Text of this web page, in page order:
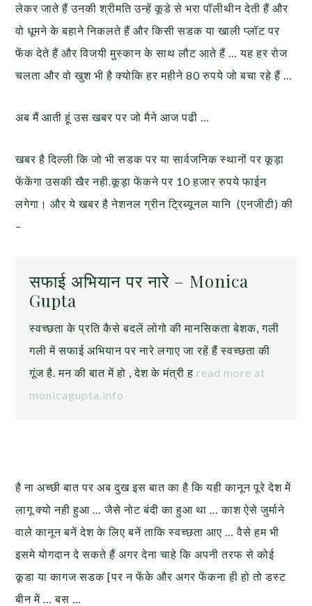
लेकर जाते हैं उनकी श्रीमति उन्हें कूडे से भरा पॉलीथीन देती हैं और
वो धूमने के बहाने निकलते हैं और किसी सडक या खाली प्लॉट पर
फेंक देते हैं और विजयी मुस्कान के साथ लौट आते हैं … यह हर रोज
चलता और वो खुश भी है क्योकि हर महीने 80 रुपये जो बचा रहे हैं …
अब मैं आती हूं उस खबर पर जो मैने आज पढी …
खबर है दिल्ली कि जो भी सडक पर या सार्वजनिक स्थानों पर कूड़ा
फेंकेंगा उसकी खैर नही.कूड़ा फेंकने पर 10 हजार रुपये फाईन
लगेगा। और ये खबर है नेशनल ग्रीन ट्रिब्यूनल यानि (एनजीटी) की
–
सफाई अभियान पर नारे – Monica
Gupta
स्वच्छता के प्रति कैसे बदलें लोगो की मानसिकता बेशक, गली
गली में सफाई अभियान पर नारे लगाए जा रहें हैं स्वच्छता की
गूंज है. मन की बात में हो , देश के मंत्री ह read more at
monicagupta.info
है ना अच्छी बात पर अब दुख इस बात का है कि यही कानून पूरे देश में
लागू क्यो नही हुआ … जैसे नोट बंदी का हुआ था … काश ऐसे जुर्माने
वाले कानून बनें देश के लिए बनें ताकि स्वच्छता आए … वैसे हम भी
इसमे योगदान दे सकते हैं अगर देना चाहे कि अपनी तरफ से कोई
कूडा या कागज सडक [पर न फेंके और अगर फेंकना ही हो तो डस्ट
बीन में … बस …